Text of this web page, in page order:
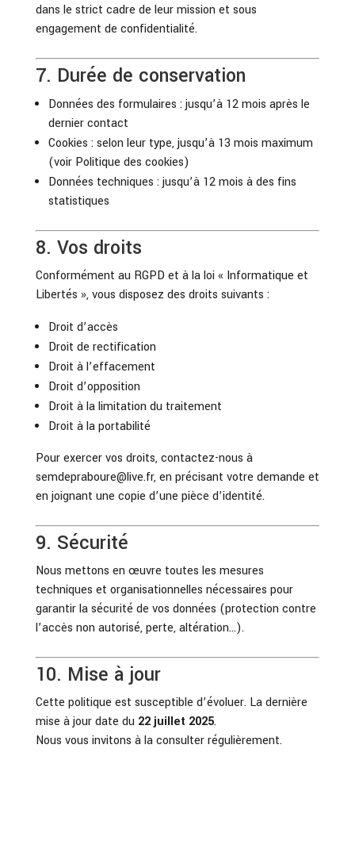
dans le strict cadre de leur mission et sous
engagement de confidentialité.
7. Durée de conservation
Données des formulaires : jusqu’à 12 mois après le
dernier contact
Cookies : selon leur type, jusqu’à 13 mois maximum
(voir Politique des cookies)
Données techniques : jusqu’à 12 mois à des fins
statistiques
8. Vos droits
Conformément au RGPD et à la loi « Informatique et
Libertés », vous disposez des droits suivants :
Droit d’accès
Droit de rectification
Droit à l’effacement
Droit d’opposition
Droit à la limitation du traitement
Droit à la portabilité
Pour exercer vos droits, contactez-nous à
semdepraboure@live.fr, en précisant votre demande et
en joignant une copie d’une pièce d’identité.
9. Sécurité
Nous mettons en œuvre toutes les mesures
techniques et organisationnelles nécessaires pour
garantir la sécurité de vos données (protection contre
l’accès non autorisé, perte, altération…).
10. Mise à jour
Cette politique est susceptible d’évoluer. La dernière
mise à jour date du 22 juillet 2025.
Nous vous invitons à la consulter régulièrement.